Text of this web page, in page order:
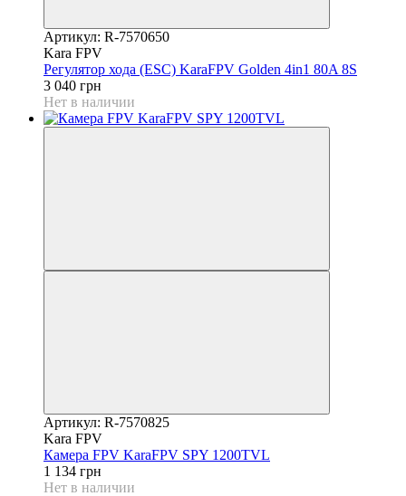
Артикул: R-7570650
Kara FPV
Регулятор хода (ESC) KaraFPV Golden 4in1 80A 8S
3 040 грн
Нет в наличии
Артикул: R-7570825
Kara FPV
Камера FPV KaraFPV SPY 1200TVL
1 134 грн
Нет в наличии